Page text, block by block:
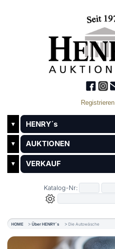
Registrieren
▼ HENRY´s
▼ AUKTIONEN
▼ VERKAUF
Katalog-Nr:
HOME Über HENRY´s Die Autowäsche